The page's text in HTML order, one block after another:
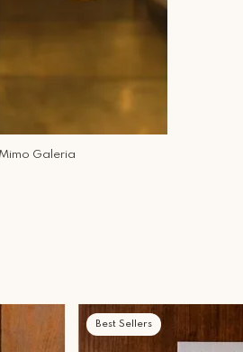
Galeria
Best Sellers